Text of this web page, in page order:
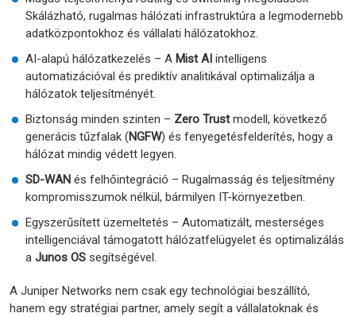
Skálázható, rugalmas hálózati infrastruktúra a legmodernebb
adatközpontokhoz és vállalati hálózatokhoz.
AI-alapú hálózatkezelés – A Mist AI intelligens
automatizációval és prediktív analitikával optimalizálja a
hálózatok teljesítményét.
Biztonság minden szinten – Zero Trustmodell, következő
generácis tűzfalak (NGFW) és fenyegetésfelderítés, hogy a
hálózat mindig védett legyen.
SD-WAN és felhőintegráció – Rugalmasság és teljesítmény
kompromisszumok nélkül, bármilyen IT-környezetben.
Egyszerűsített üzemeltetés – Automatizált, mesterséges
intelligenciával támogatott hálózatfelügyelet és optimalizálás
a Junos OS segítségével.
A Juniper Networks nem csak egy technológiai beszállító,
hanem egy stratégiai partner, amely segít a vállalatoknak és